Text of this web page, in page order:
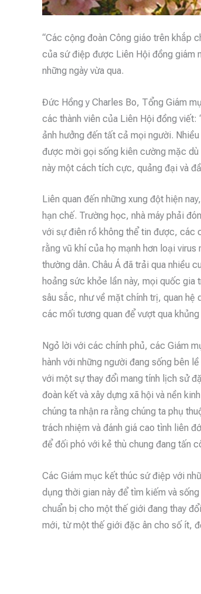
“Các cộng đoàn Công giáo trên khắp
của sứ điệp được Liên Hội đồng giám
những ngày vừa qua.
Đức Hồng y Charles Bo, Tổng Giám
các thành viên của Liên Hội đồng
ảnh hưởng đến tất cả mọi người.
được mời gọi sống kiên cường mặc dù
này một cách tích cực, quảng đại và
Liên quan đến những xung đột hiện
hạn chế. Trường học, nhà máy phải
với sự điên rồ không thể tin được, các
rằng vũ khí của họ mạnh hơn loại
thường dân. Châu Á đã trải qua nhiều
hoảng sức khỏe lần này, mọi quốc
sâu sắc, như về mặt chính trị, quan
các mối tương quan để vượt qua khủng
Ngỏ lời với các chính phủ, các Giám
hành với những người đang sống bên
với một sự thay đổi mang tính lịch sử
đoàn kết và xây dựng xã hội và nền
chúng ta nhận ra rằng chúng ta phụ
trách nhiệm và đánh giá cao tình liên
để đối phó với kẻ thù chung đang tấn
Các Giám mục kết thúc sứ điệp với
dụng thời gian này để tìm kiếm và
chuẩn bị cho một thế giới đang thay
mới, từ một thế giới đặc ân cho số ít,